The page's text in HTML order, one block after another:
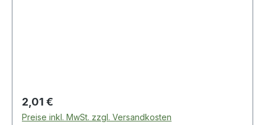
Regulärer Preis:
2,01 €
Preise inkl. MwSt. zzgl. Versandkosten